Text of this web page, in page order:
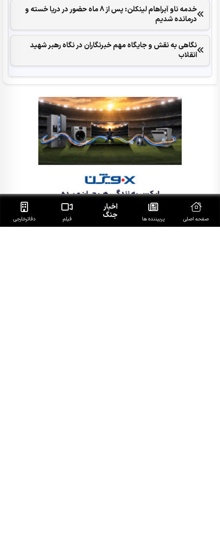
خدمه ناو آبراهام لینکلن: پس از 8 ماه حضور در دریا خسته و
درمانده‌ شدیم
نگاهی به نقش و جایگاه مهم خبرنگاران در نگاه رهبر شهید
انقلاب
صفحه اصلی پربیننده ها
اخبار
جنگ فیلم دفاتر‌خارجی